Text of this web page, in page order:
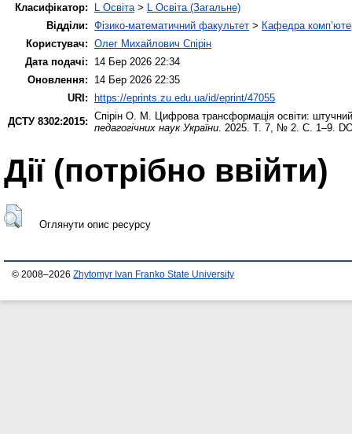
Класифікатор:
L Освіта > L Освіта (Загальне)
Відділи: Фізико-математичний факультет > Кафедра
Користувач: Олег Михайлович Спірін
Дата подачі:
14 Бер 2026 22:34
Оновлення:
14 Бер 2026 22:35
URI: https://eprints.zu.edu.ua/id/eprint/47055
ДСТУ 8302:2015: Спірін О. М.
Цифрова трансформація освіти:
педагогічних наук України . 2025. Т. 7, № 2. С. 1–9.
Дії ​​(потрібно ввійти)
Оглянути опис ресурсу
© 2008–2026 Zhytomyr Ivan Franko State University